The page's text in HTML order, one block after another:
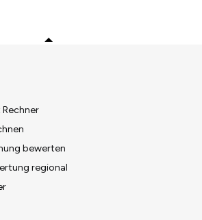
bewerten
regional